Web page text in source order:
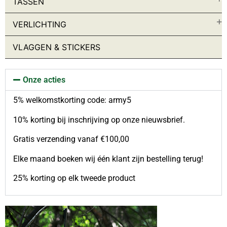
Baseball petten
Bivak
Brillen
Bush Hoed
Handschoenen
Helmen
Kinderen
Kleding accessoires
Mutsen
Veldpet & Baret
Bescherming
Tactical Vesten
Kleding accessoires
Ondergoed
Onderhoud
VERLICHTING
VLAGGEN & STICKERS
Onze acties
5% welkomstkorting code: army5
10% korting bij inschrijving op onze nieuwsbrief.
Gratis verzending vanaf €100,00
Elke maand boeken wij één klant zijn bestelling terug!
25% korting op elk tweede product